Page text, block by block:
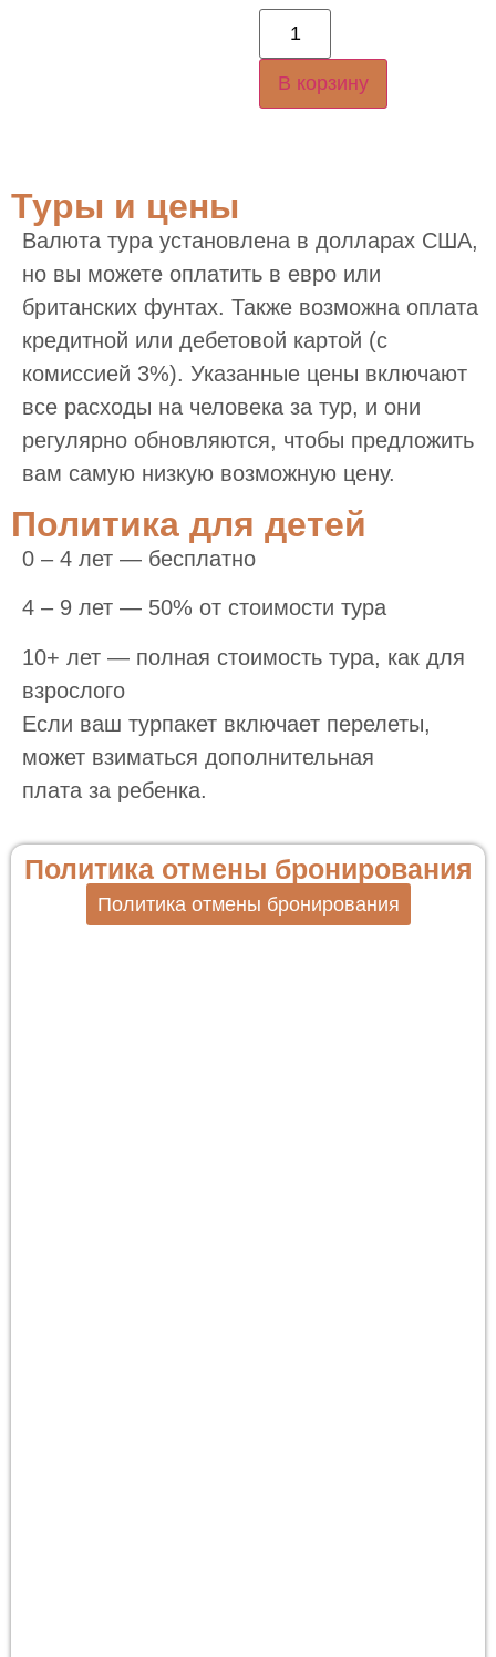
В корзину
Туры и цены
Валюта тура установлена в долларах США,
но вы можете оплатить в евро или
британских фунтах. Также возможна оплата
кредитной или дебетовой картой (с
комиссией 3%). Указанные цены включают
все расходы на человека за тур, и они
регулярно обновляются, чтобы предложить
вам самую низкую возможную цену.
Политика для детей
0 – 4 лет — бесплатно
4 – 9 лет — 50% от стоимости тура
10+ лет — полная стоимость тура, как для
взрослого
Если ваш турпакет включает перелеты,
может взиматься дополнительная
плата за ребенка.
Политика отмены бронирования
Политика отмены бронирования